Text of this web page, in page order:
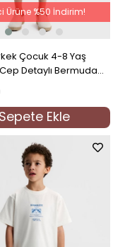
Çocuk 4-8 Yaş
Detaylı Bermuda
Sepete Ekle
Ürüne %50 İndirim!